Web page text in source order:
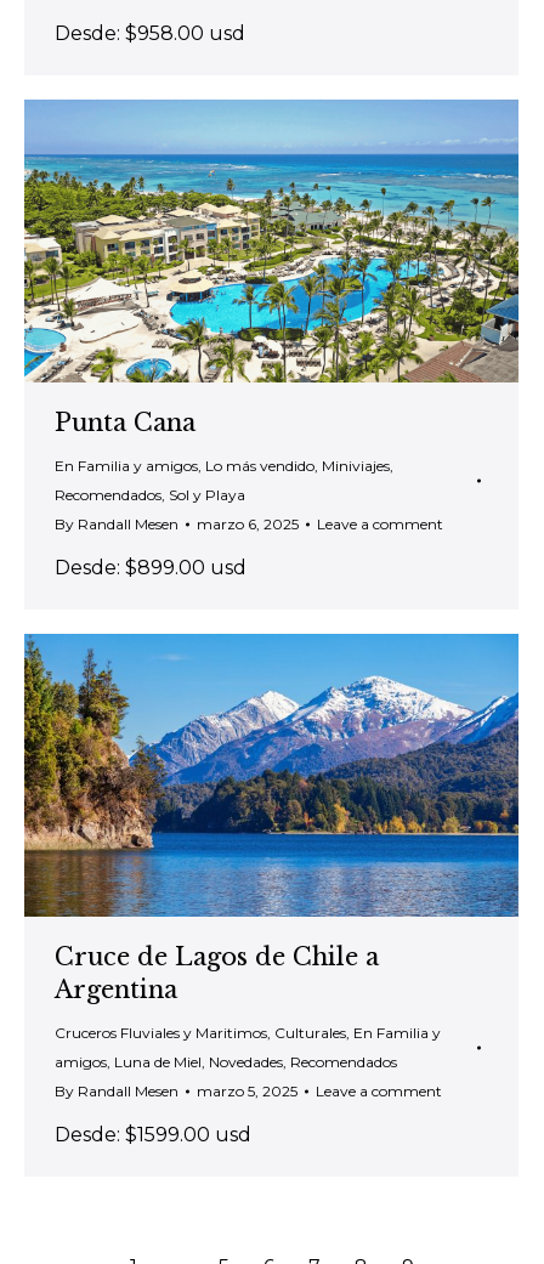
Desde: $958.00 usd
Punta Cana
En Familia y amigos Lo más vendido Miniviajes
Recomendados Sol y Playa
By Randall Mesen marzo 6, 2025 Leave a comment
Desde: $899.00 usd
Cruce de Lagos de Chile a
Argentina
Cruceros Fluviales y Maritimos Culturales En Familia y
amigos Luna de Miel Novedades Recomendados
By Randall Mesen marzo 5, 2025 Leave a comment
Desde: $1599.00 usd